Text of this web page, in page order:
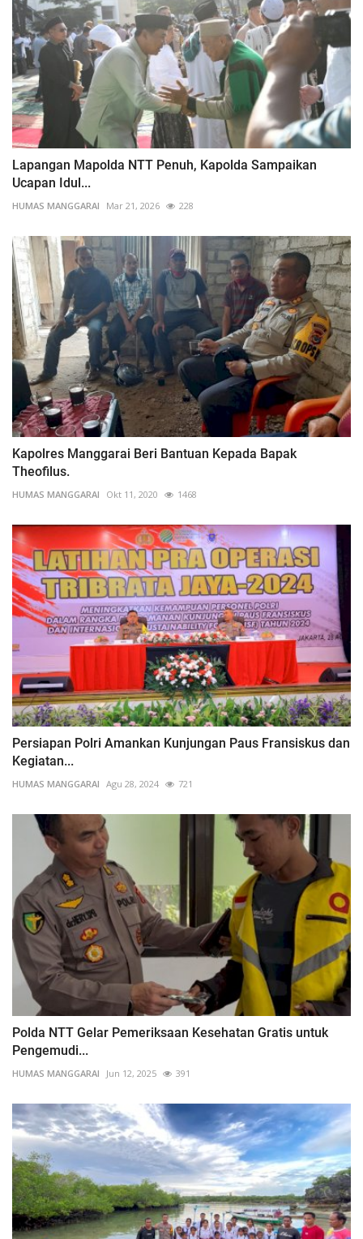
Lapangan Mapolda NTT Penuh, Kapolda Sampaikan
Ucapan Idul...
HUMAS MANGGARAI Mar 21, 2026 228
Kapolres Manggarai Beri Bantuan Kepada Bapak
Theofilus.
HUMAS MANGGARAI Okt 11, 2020 1468
Persiapan Polri Amankan Kunjungan Paus Fransiskus dan
Kegiatan...
HUMAS MANGGARAI Agu 28, 2024 721
Polda NTT Gelar Pemeriksaan Kesehatan Gratis untuk
Pengemudi...
HUMAS MANGGARAI Jun 12, 2025 391